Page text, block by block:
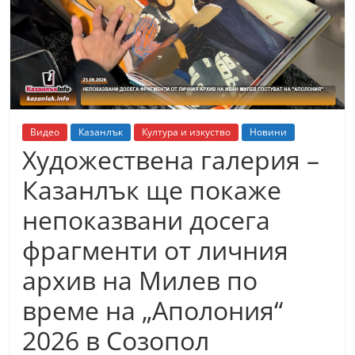
т
К
а
з
а
н
ъ
к
и
б
л
т
Видео Казанлък Култура и изкуство Новини
Художествена галерия –
Казанлък ще покаже
непоказвани досега
фрагменти от личния
архив на Милев по
време на „Аполония“
2026 в Созопол